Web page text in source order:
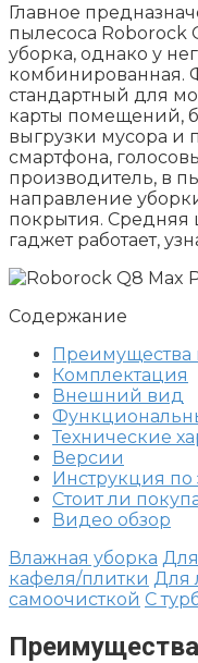
Главное
пылесоса Roborock
уборка, однако у
комбинированная.
стандартный для
карты помещений,
выгрузки мусора и
смартфона,
производитель, в
направление
покрытия. Средняя
гаджет работает,
Содержание
Преимущества
Комплектация
Внешний вид
Технические
Версии
Инструкция по
Стоит ли
Видео обзор
Влажная уборка
кафеля/плитки Для
самоочисткой С